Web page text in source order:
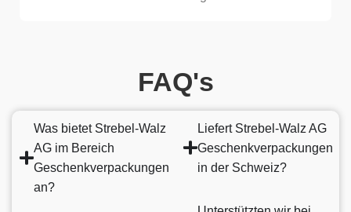
FAQ's
Was bietet Strebel-Walz
AG im Bereich
Geschenkverpackungen
an?
Liefert Strebel-Walz AG
Geschenkverpackungen
in der Schweiz?